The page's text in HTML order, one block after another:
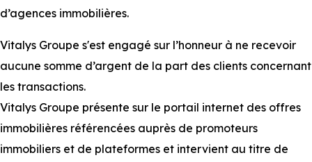
d’agences immobilières.
Vitalys Groupe s'est engagé sur l’honneur à ne recevoir
aucune somme d’argent de la part des clients concernant
les transactions.
Vitalys Groupe présente sur le portail internet des offres
immobilières référencées auprès de promoteurs
immobiliers et de plateformes et intervient au titre de